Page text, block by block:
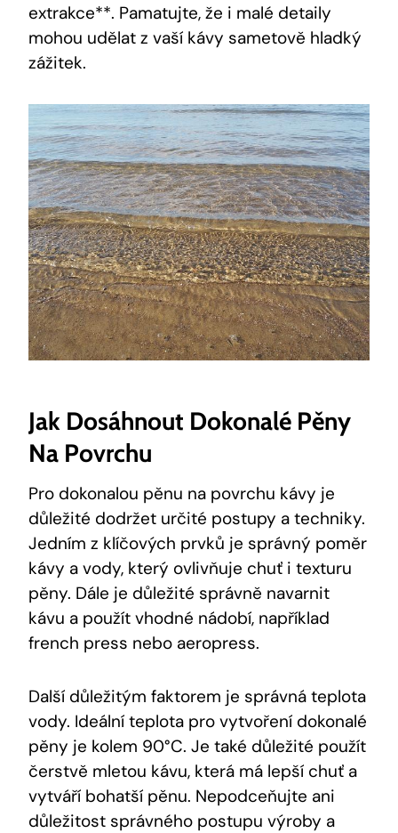
extrakce**. Pamatujte, že i malé detaily
mohou udělat z vaší kávy sametově hladký
zážitek.
Jak Dosáhnout Dokonalé Pěny
Na Povrchu
Pro dokonalou pěnu na povrchu kávy je
důležité dodržet určité postupy a techniky.
Jedním z klíčových prvků je správný poměr
kávy a vody, který ovlivňuje chuť i texturu
pěny. Dále je důležité správně navarnit
kávu a použít vhodné nádobí, například
french press nebo aeropress.
Další důležitým faktorem je správná teplota
vody. Ideální teplota pro vytvoření dokonalé
pěny je kolem 90°C. Je také důležité použít
čerstvě mletou kávu, která má lepší chuť a
vytváří bohatší pěnu. Nepodceňujte ani
důležitost správného postupu výroby a